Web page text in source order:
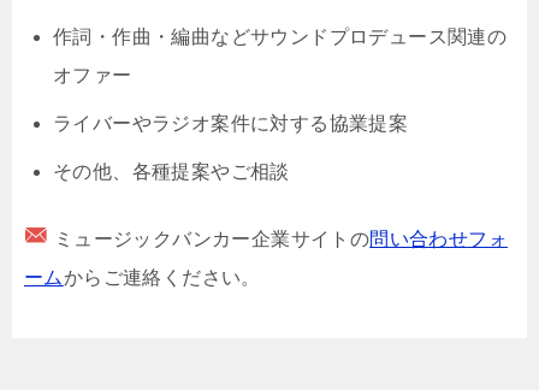
作詞・作曲・編曲などサウンドプロデュース関連の
オファー
ライバーやラジオ案件に対する協業提案
その他、各種提案やご相談
ミュージックバンカー企業サイトの問い合わせフォ
ームからご連絡ください。